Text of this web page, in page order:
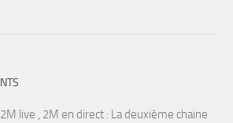
2M live , 2M en direct : La deuxième chaine